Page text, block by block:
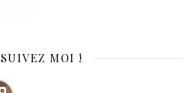
SUIVEZ MOI !